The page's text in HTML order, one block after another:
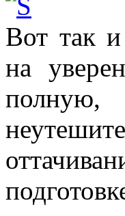
Вот так
на
полную,